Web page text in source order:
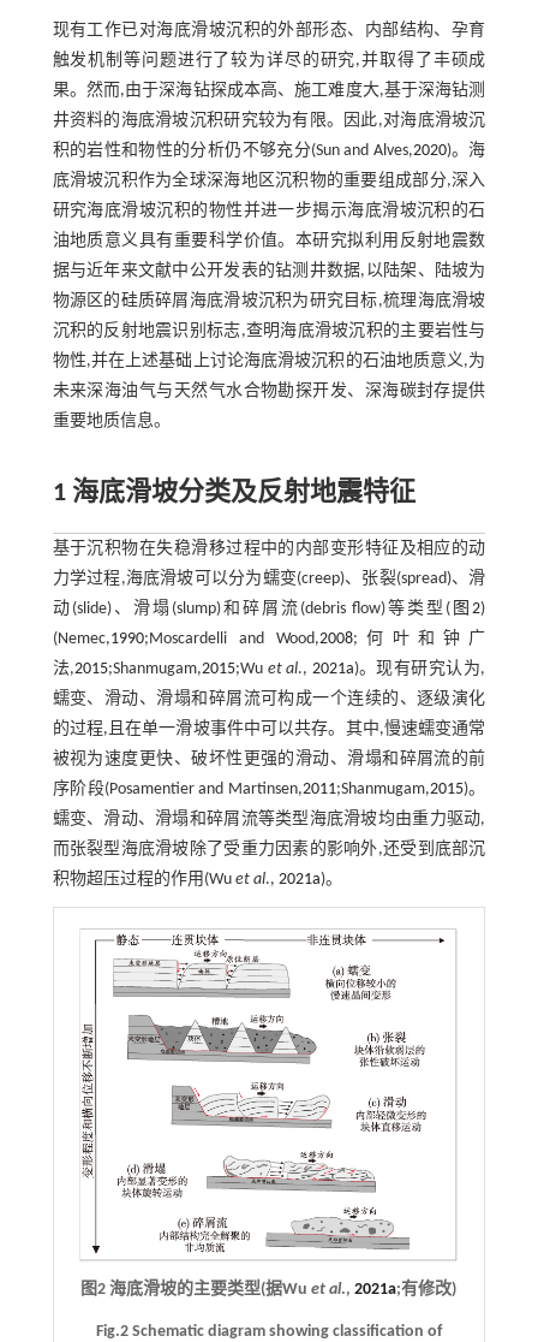
现有工作已对海底滑坡沉积的外部形态、内部结构、孕育
触发机制等问题进行了较为详尽的研究,并取得了丰硕成
果。然而,由于深海钻探成本高、施工难度大,基于深海钻测
井资料的海底滑坡沉积研究较为有限。因此,对海底滑坡沉
积的岩性和物性的分析仍不够充分(Sun and Alves,2020)。海
底滑坡沉积作为全球深海地区沉积物的重要组成部分,深入
研究海底滑坡沉积的物性并进一步揭示海底滑坡沉积的石
油地质意义具有重要科学价值。本研究拟利用反射地震数
据与近年来文献中公开发表的钻测井数据,以陆架、陆坡为
物源区的硅质碎屑海底滑坡沉积为研究目标,梳理海底滑坡
沉积的反射地震识别标志,查明海底滑坡沉积的主要岩性与
物性,并在上述基础上讨论海底滑坡沉积的石油地质意义,为
未来深海油气与天然气水合物勘探开发、深海碳封存提供
重要地质信息。
1 海底滑坡分类及反射地震特征
基于沉积物在失稳滑移过程中的内部变形特征及相应的动
力学过程,海底滑坡可以分为蠕变(creep)、张裂(spread)、滑
动(slide)、滑塌(slump)和碎屑流(debris flow)等类型( 图2)
(Nemec,1990;Moscardelli and Wood,2008;何叶和钟广
法,2015;Shanmugam,2015;Wu et al., 2021a)。现有研究认为,
蠕变、滑动、滑塌和碎屑流可构成一个连续的、逐级演化
的过程,且在单一滑坡事件中可以共存。其中,慢速蠕变通常
被视为速度更快、破坏性更强的滑动、滑塌和碎屑流的前
序阶段(Posamentier and Martinsen,2011;Shanmugam,2015)。
蠕变、滑动、滑塌和碎屑流等类型海底滑坡均由重力驱动,
而张裂型海底滑坡除了受重力因素的影响外,还受到底部沉
积物超压过程的作用(Wu et al., 2021a)。
图2 海底滑坡的主要类型(据Wuet al.,2021a;有修改)
Fig.2 Schematic diagram showing classification of